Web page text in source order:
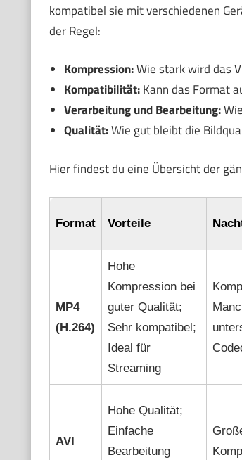
kompatibel sie mit verschiedenen
der Regel:
Kompression:Wie stark wird das
Kompatibilität:Kann das Format
Verarbeitung und Bearbeitung:
Qualität:Wie gut bleibt die
Hier findest du eine Übersicht der
Format Vorteile
MP4
(H.264)
Hohe
Kompression bei
guter Qualität;
Sehr kompatibel;
Ideal für
Streaming
AVI
Hohe Qualität;
Einfache
Bearbeitung